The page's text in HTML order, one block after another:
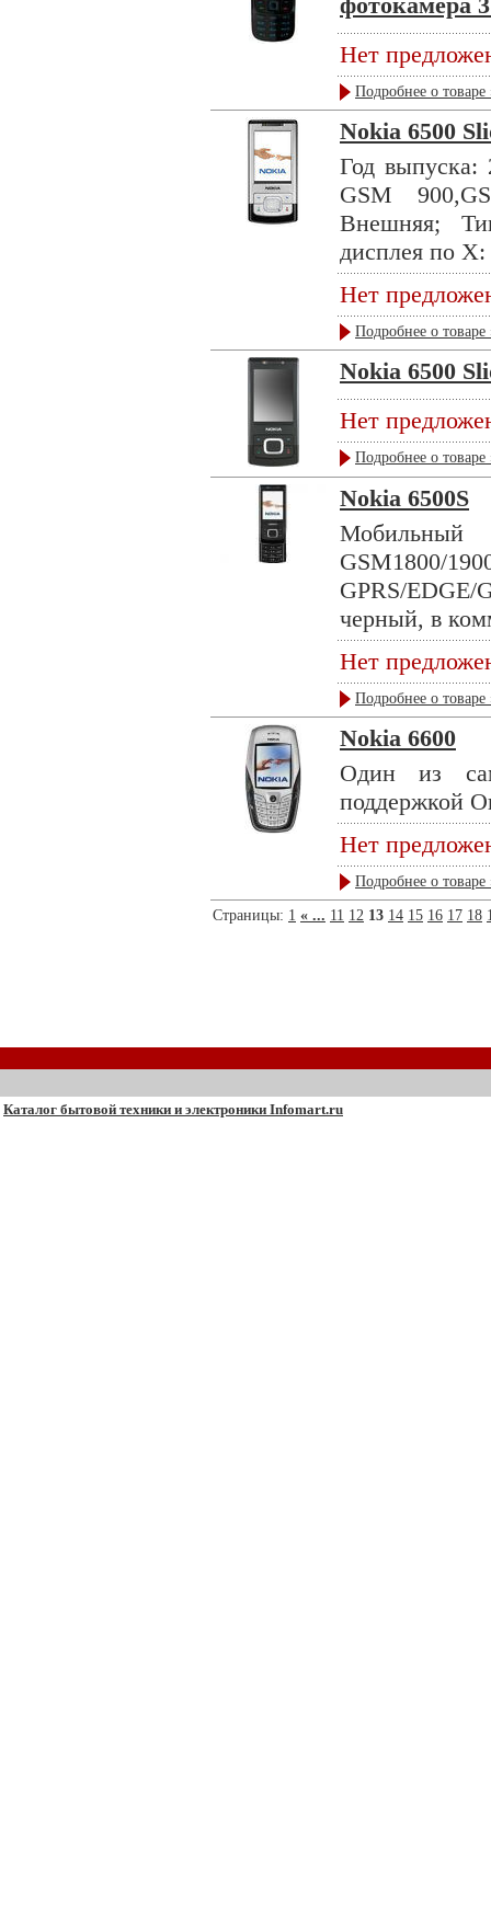
Нет
Подробнее о товаре
Nokia 6500
Год выпуска:
GSM
Внешняя;
дисплея по
Нет
Подробнее о товаре
Nokia 6500
Нет
Подробнее о товаре
Nokia 6500S
GPRS/
черный, в
Нет
Подробнее о товаре
Nokia 6600
Один из
поддержкой
Нет
Подробнее о товаре
Страницы: 1 « ... 11 12 13 14 15 16 17 18
Каталог бытовой техники и электроники Infomart.ru